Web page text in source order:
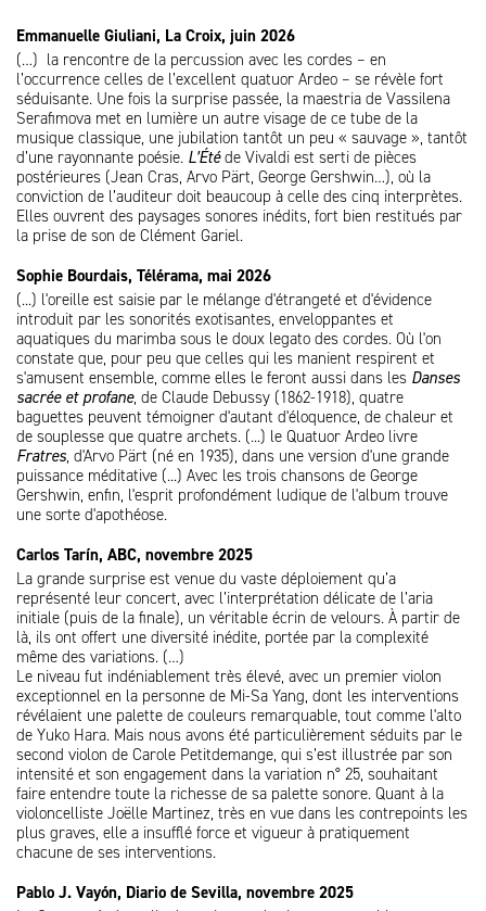
Emmanuelle Giuliani, La Croix, juin 2026
(…) la rencontre de la percussion avec les cordes – en
l’occurrence celles de l’excellent quatuor Ardeo – se révèle fort
séduisante. Une fois la surprise passée, la maestria de Vassilena
Serafimova met en lumière un autre visage de ce tube de la
musique classique, une jubilation tantôt un peu « sauvage », tantôt
d’une rayonnante poésie. L’Étéde Vivaldi est serti de pièces
postérieures (Jean Cras, Arvo Pärt, George Gershwin…), où la
conviction de l’auditeur doit beaucoup à celle des cinq interprètes.
Elles ouvrent des paysages sonores inédits, fort bien restitués par
la prise de son de Clément Gariel.
Sophie Bourdais, Télérama, mai 2026
(...) l'oreille est saisie par le mélange d'étrangeté et d'évidence
introduit par les sonorités exotisantes, enveloppantes et
aquatiques du marimba sous le doux legato des cordes. Où l'on
constate que, pour peu que celles qui les manient respirent et
s'amusent ensemble, comme elles le feront aussi dans les Danses
sacrée et profane, de Claude Debussy (1862-1918), quatre
baguettes peuvent témoigner d'autant d'éloquence, de chaleur et
de souplesse que quatre archets. (...) le Quatuor Ardeo livre
Fratres, d'Arvo Pärt (né en 1935), dans une version d'une grande
puissance méditative (...) Avec les trois chansons de George
Gershwin, enfin, l'esprit profondément ludique de l'album trouve
une sorte d'apothéose.
Carlos Tarín, ABC, novembre 2025
La grande surprise est venue du vaste déploiement qu’a
représenté leur concert, avec l’interprétation délicate de l’aria
initiale (puis de la finale), un véritable écrin de velours. À partir de
là, ils ont offert une diversité inédite, portée par la complexité
même des variations. (…)
Le niveau fut indéniablement très élevé, avec un premier violon
exceptionnel en la personne de Mi-Sa Yang, dont les interventions
révélaient une palette de couleurs remarquable, tout comme l'alto
de Yuko Hara. Mais nous avons été particulièrement séduits par le
second violon de Carole Petitdemange, qui s’est illustrée par son
intensité et son engagement dans la variation n° 25, souhaitant
faire entendre toute la richesse de sa palette sonore. Quant à la
violoncelliste Joëlle Martinez, très en vue dans les contrepoints les
plus graves, elle a insufflé force et vigueur à pratiquement
chacune de ses interventions.
Pablo J. Vayón, Diario de Sevilla, novembre 2025